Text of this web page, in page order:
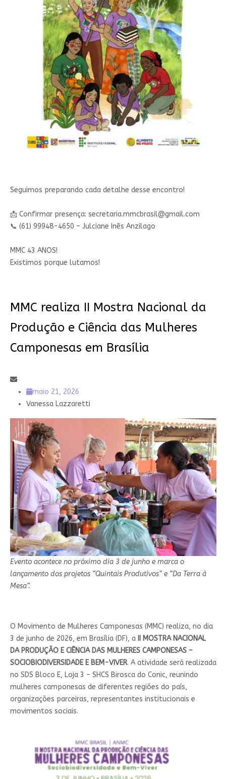
Seguimos preparando cada detalhe desse encontro!
📩 Confirmar presença: secretaria.mmcbrasil@gmail.com
📞 (61) 99948-4650 – Julciane Inês Anzilago
MMC 43 ANOS!
Existimos porque lutamos!
MMC realiza II Mostra Nacional da
Produção e Ciência das Mulheres
Camponesas em Brasília
maio 21, 2026
Vanessa Lazzaretti
Evento acontece no próximo dia 3 de junho e marca o
lançamento dos projetos “Quintais Produtivos” e “Da Terra à
Mesa”.
O Movimento de Mulheres Camponesas (MMC) realiza, no dia
3 de junho de 2026, em Brasília (DF), a
II MOSTRA NACIONAL
DA PRODUÇÃO E CIÊNCIA DAS MULHERES CAMPONESAS –
SOCIOBIODIVERSIDADE E BEM-VIVER. A atividade será realizada
no SDS Bloco E, Loja 3 – SHCS Birosca do Conic, reunindo
mulheres camponesas de diferentes regiões do país,
organizações parceiras, representantes institucionais e
movimentos sociais.